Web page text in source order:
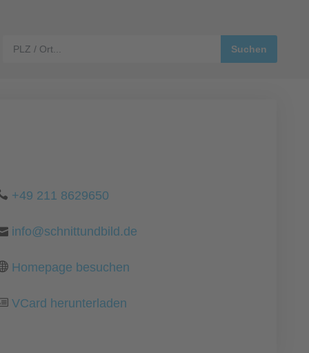
+49 211 8629650
info@schnittundbild.de
Homepage besuchen
VCard herunterladen